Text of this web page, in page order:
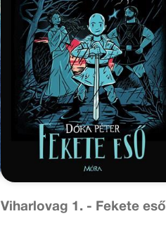
Viharlovag 1. - Fekete eső